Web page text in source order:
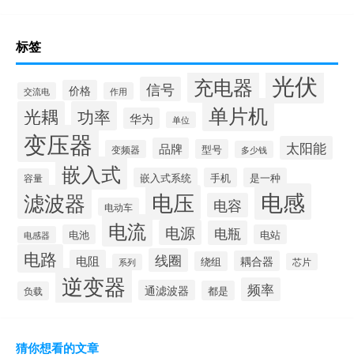
标签
交流电 价格 作用 信号 充电器 光伏
光耦 功率 华为 单位 单片机
变压器 变频器 品牌 型号 多少钱 太阳能
容量 嵌入式 嵌入式系统 手机 是一种
滤波器 电动车 电压 电容 电感
电感器 电池 电流 电源 电瓶 电站
电路 电阻 系列 线圈 绕组 耦合器 芯片
负载 逆变器 通滤波器 都是 频率
猜你想看的文章